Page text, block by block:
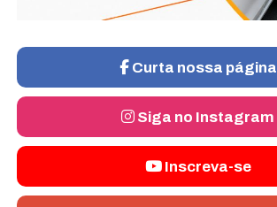
Curta nossa página
Siga no Instagram
Inscreva-se